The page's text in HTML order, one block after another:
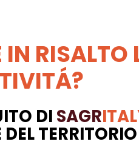
RISALTO
DI SAGR
DEL